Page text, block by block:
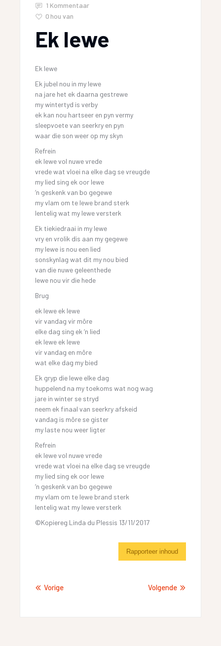
1 Kommentaar
0 hou van
Ek lewe
Ek lewe
Ek jubel nou in my lewe
na jare het ek daarna gestrewe
my wintertyd is verby
ek kan nou hartseer en pyn vermy
sleepvoete van seerkry en pyn
waar die son weer op my skyn
Refrein
ek lewe vol nuwe vrede
vrede wat vloei na elke dag se vreugde
my lied sing ek oor lewe
‘n geskenk van bo gegewe
my vlam om te lewe brand sterk
lentelig wat my lewe versterk
Ek tiekiedraai in my lewe
vry en vrolik dis aan my gegewe
my lewe is nou een lied
sonskynlag wat dit my nou bied
van die nuwe geleenthede
lewe nou vir die hede
Brug
ek lewe ek lewe
vir vandag vir môre
elke dag sing ek ‘n lied
ek lewe ek lewe
vir vandag en môre
wat elke dag my bied
Ek gryp die lewe elke dag
huppelend na my toekoms wat nog wag
jare in winter se stryd
neem ek finaal van seerkry afskeid
vandag is môre se gister
my laste nou weer ligter
Refrein
ek lewe vol nuwe vrede
vrede wat vloei na elke dag se vreugde
my lied sing ek oor lewe
‘n geskenk van bo gegewe
my vlam om te lewe brand sterk
lentelig wat my lewe versterk
©Kopiereg Linda du Plessis 13/11/2017
Rapporteer inhoud
Vorige Volgende